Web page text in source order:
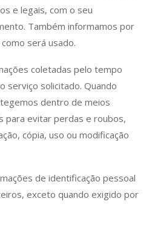
e legais, com o seu
Também informamos por
será usado.
coletadas pelo tempo
serviço solicitado. Quando
dentro de meios
​​para evitar perdas e roubos,
cópia, uso ou modificação
de identificação pessoal
exceto quando exigido por